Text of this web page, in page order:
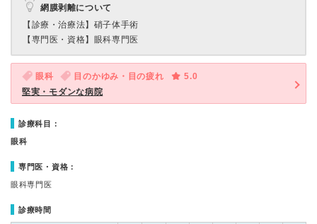
網膜剥離について
【診療・治療法】 硝子体手術
【専門医・資格】 眼科専門医
眼科 目のかゆみ・目の疲れ
5.0
堅実・モダンな病院
診療科目：
眼科
専門医・資格：
眼科専門医
診療時間